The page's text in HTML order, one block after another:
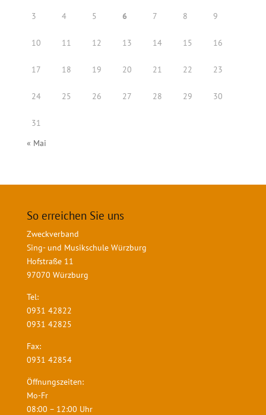
3 4 5 6 7 8 9
10 11 12 13 14 15 16
17 18 19 20 21 22 23
24 25 26 27 28 29 30
31
« Mai
So erreichen Sie uns
Zweckverband
Sing- und Musikschule Würzburg
Hofstraße 11
97070 Würzburg
Tel:
0931 42822
0931 42825
Fax:
0931 42854
Öffnungszeiten:
Mo-Fr
08:00 – 12:00 Uhr